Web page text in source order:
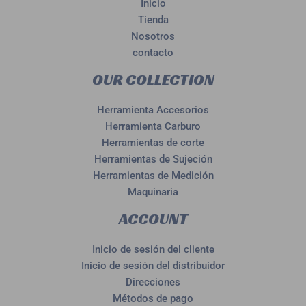
Inicio
Tienda
Nosotros
contacto
OUR COLLECTION
Herramienta Accesorios
Herramienta Carburo
Herramientas de corte
Herramientas de Sujeción
Herramientas de Medición
Maquinaria
ACCOUNT
Inicio de sesión del cliente
Inicio de sesión del distribuidor
Direcciones
Métodos de pago